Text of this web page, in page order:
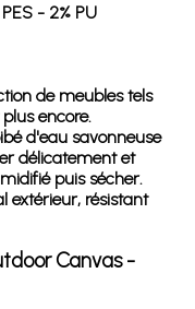
- 2% PU
de meubles tels
encore.
d'eau savonneuse
délicatement et
puis sécher.
extérieur, résistant
Canvas -